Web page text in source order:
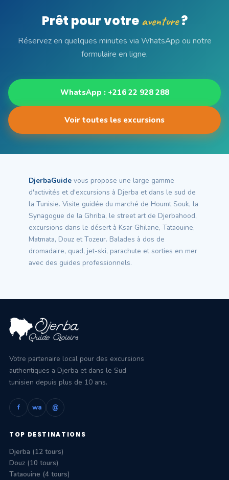
Prêt pour votre aventure?
Réservez en quelques minutes via WhatsApp ou notre
formulaire en ligne.
WhatsApp : +216 22 928 288
Voir toutes les excursions
DjerbaGuide vous propose une large gamme
d'activités et d'excursions à Djerba et dans le sud de
la Tunisie. Visite guidée du marché de Houmt Souk, la
Synagogue de la Ghriba, le street art de Djerbahood,
excursions dans le désert à Ksar Ghilane, Tataouine,
Matmata, Douz et Tozeur. Balades à dos de
dromadaire, quad, jet-ski, parachute et sorties en mer
avec des guides professionnels.
Votre partenaire local pour des excursions
authentiques a Djerba et dans le Sud
tunisien depuis plus de 10 ans.
f wa @
TOP DESTINATIONS
Djerba (12 tours)
Douz (10 tours)
Tataouine (4 tours)